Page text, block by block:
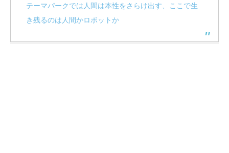
テーマパークでは人間は本性をさらけ出す、ここで生
き残るのは人間かロボットか